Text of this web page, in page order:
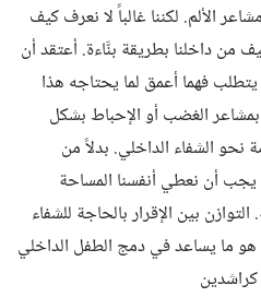
الألم. لكننا غالباً لا نعرف كيف
من داخلنا بطريقة بنَّاءة. أعتقد أن
فهما أعمق لما يحتاجه هذا
بمشاعر الغضب أو الإحباط بشكل
الشفاء الداخلي. بدلاً من
يجب أن نعطي أنفسنا المساحة
بين الإقرار بالحاجة للشفاء
هو ما يساعد في دمج الطفل الداخلي
كراشدين